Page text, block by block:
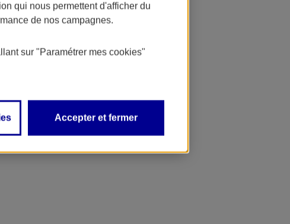
qui nous permettent d'afficher du
de nos campagnes.
sur "Paramétrer mes cookies"
Accepter et fermer